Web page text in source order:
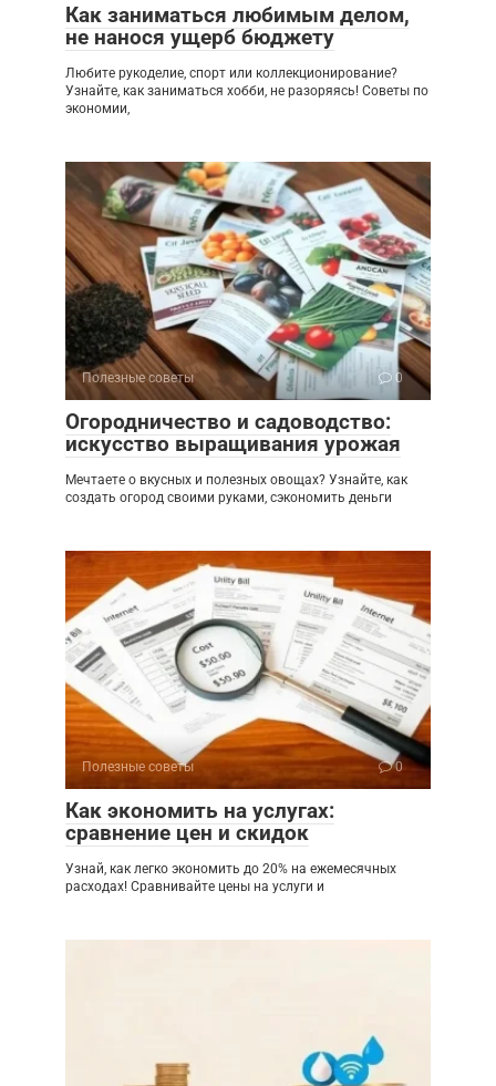
Как заниматься любимым делом,
не нанося ущерб бюджету
Любите рукоделие, спорт или коллекционирование?
Узнайте, как заниматься хобби, не разоряясь! Советы по
экономии,
Полезные советы 0
Огородничество и садоводство:
искусство выращивания урожая
Мечтаете о вкусных и полезных овощах? Узнайте, как
создать огород своими руками, сэкономить деньги
Полезные советы 0
Как экономить на услугах:
сравнение цен и скидок
Узнай, как легко экономить до 20% на ежемесячных
расходах! Сравнивайте цены на услуги и